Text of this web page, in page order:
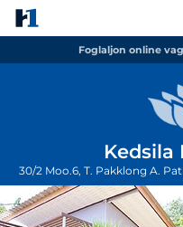
Foglaljon online
Kedsila
30/2 Moo.6, T. Pakklong A.